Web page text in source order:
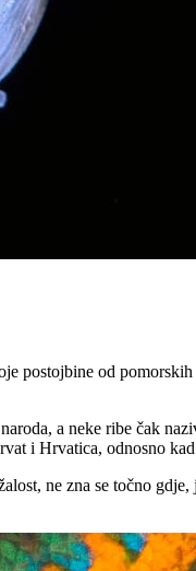
postojbine od
a neke ribe čak
i Hrvatica, odnosno
ne zna se točno